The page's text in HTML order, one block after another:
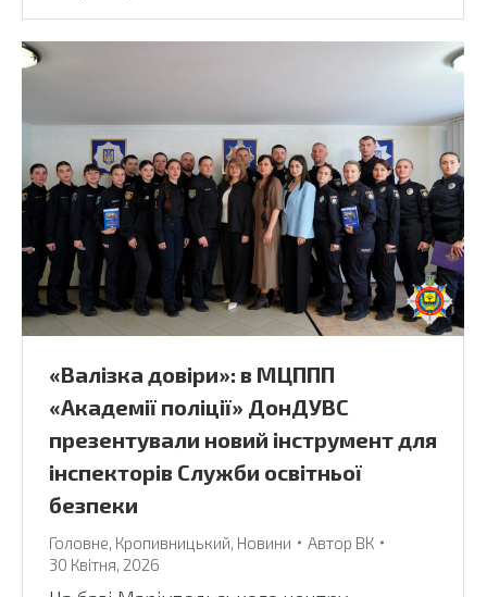
«Валізка довіри»: в МЦППП
«Академії поліції» ДонДУВС
презентували новий інструмент для
інспекторів Служби освітньої
безпеки
Головне, Кропивницький, Новини Автор ВК
30 Квітня, 2026